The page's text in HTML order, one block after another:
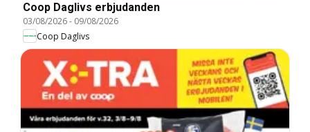
Coop Daglivs erbjudanden
03/08/2026- 09/08/2026
Coop Daglivs